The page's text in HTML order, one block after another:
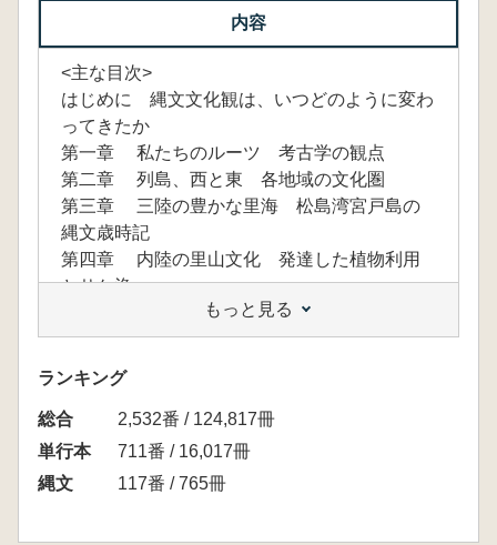
内容
<主な目次>
はじめに 縄文文化観は、いつどのように変わ
ってきたか
第一章 私たちのルーツ 考古学の観点
第二章 列島、西と東 各地域の文化圏
第三章 三陸の豊かな里海 松島湾宮戸島の
縄文歳時記
第四章 内陸の里山文化 発達した植物利用
とサケ漁
第五章 定住を支えた交流・物流 山や海を
行き交う人々
第六章 定住を支えた精神文化 ―――葬送
と祭祀
あとがき
コラム① 水田稲作を取り入れた時代の大変革
―――時代区分の意味
もっと見る
ランキング
総合
2,532番 / 124,817冊
単行本
711番 / 16,017冊
縄文
117番 / 765冊